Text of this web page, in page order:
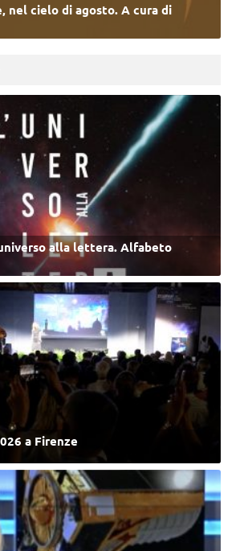
nel cielo di agosto. A cura di
alla lettera. Alfabeto
a Firenze